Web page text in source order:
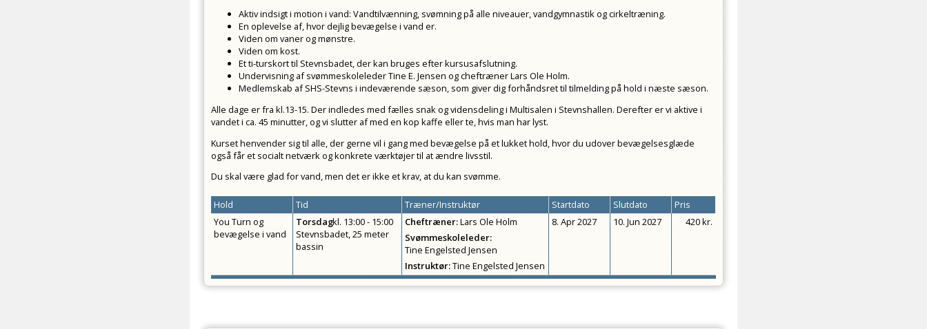
Aktiv indsigt i motion i vand: Vandtilvænning, svømning på alle niveauer, vandgymnastik og cirkeltræning.
En oplevelse af, hvor dejlig bevægelse i vand er.
Viden om vaner og mønstre.
Viden om kost.
Et ti-turskort til Stevnsbadet, der kan bruges efter kursusafslutning.
Undervisning af svømmeskoleleder Tine E. Jensen og cheftræner Lars Ole Holm.
Medlemskab af SHS-Stevns i indeværende sæson, som giver dig forhåndsret til tilmelding på hold i næste sæson.
Alle dage er fra kl.13-15. Der indledes med fælles snak og vidensdeling i Multisalen i Stevnshallen. Derefter er vi aktive i
vandet i ca. 45 minutter, og vi slutter af med en kop kaffe eller te, hvis man har lyst.
Kurset henvender sig til alle, der gerne vil i gang med bevægelse på et lukket hold, hvor du udover bevægelsesglæde
også får et socialt netværk og konkrete værktøjer til at ændre livsstil.
Du skal være glad for vand, men det er ikke et krav, at du kan svømme.
Hold Tid Træner/Instruktør Startdato Slutdato
Pris
You Turn og
bevægelse i vand
Torsdagkl. 13:00 - 15:00
Stevnsbadet, 25 meter
bassin
Cheftræner:Lars Ole Holm
Svømmeskoleleder:
Tine Engelsted Jensen
Instruktør:Tine Engelsted Jensen
8. Apr 2027 10. Jun 2027 420 kr.